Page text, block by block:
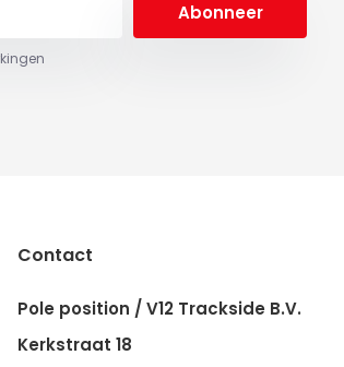
Abonneer
Contact
Pole position / V12 Trackside B.V.
Kerkstraat 18